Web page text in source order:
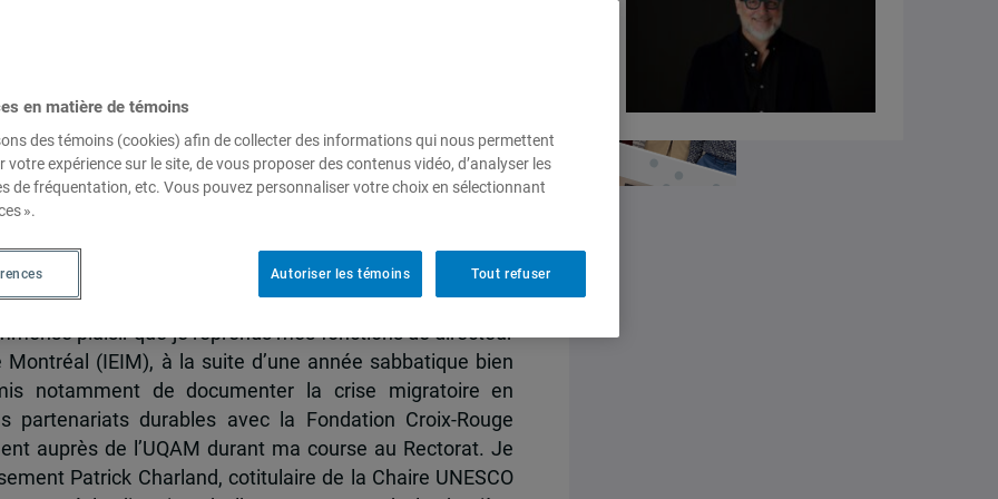
retour pour l’année 2023-2024
plaisir que je reprends mes fonctions de directeur
(IEIM), à la suite d’une année sabbatique bien
notamment de documenter la crise migratoire en
partenariats durables avec la Fondation Croix-Rouge
auprès de l’UQAM durant ma course au Rectorat. Je
Patrick Charland, cotitulaire de la Chaire UNESCO
en matière de témoins
des témoins (cookies) afin de collecter des informations qui nous permettent
votre expérience sur le site, de vous proposer des contenus vidéo, d’analyser les
de fréquentation, etc. Vous pouvez personnaliser votre choix en sélectionnant
».
Tout refuser
Autoriser les témoins